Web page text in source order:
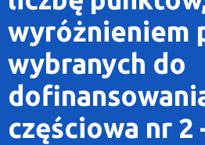
wyróżnieniem
wybranych do
częściowa nr 2